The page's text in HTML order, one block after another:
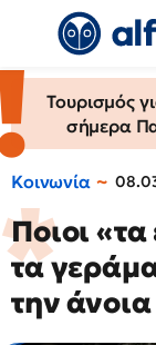
Τουρισμός
σήμερα
Κοινωνία
Ποιοι
τα
την άνοια